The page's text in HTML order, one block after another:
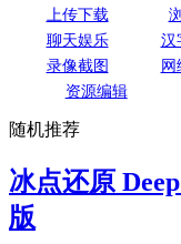
上传下载
聊天娱乐
汉
录像截图
网
资源编辑
随机推荐
冰点还原
版